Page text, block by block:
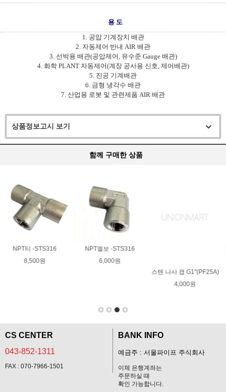
용 도
1. 공압 기계장치 배관
2. 자동제어 반내 AIR 배관
3. 선박용 배관(공압제어, 유수준 Gauge 배관)
4. 화학 PLANT 자동제어(계장 공사용 신호, 제어배관)
5. 진공 기계배관
6. 금형 냉각수 배관
7. 산업용 로봇 및 관련제품 AIR 배관
상품정보고시 보기
함께 구매한 상품
CS CENTER
043-852-1311
FAX : 070-7966-1501
BANK INFO
예금주 : 서울파이프 주식회사
이체 은행계좌는
주문하실 때
확인 가능합니다.